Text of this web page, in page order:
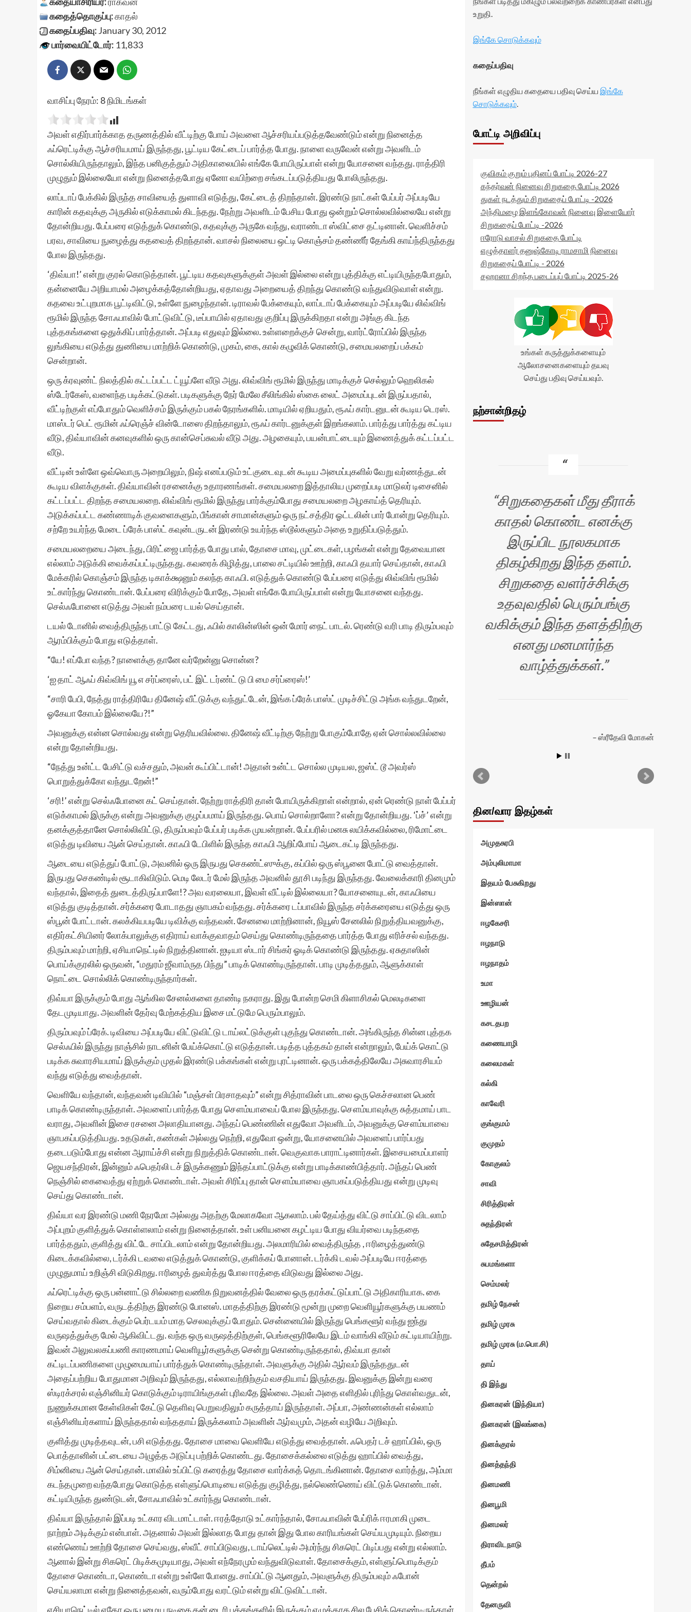
கதைத்தொகுப்பு:காதல்
கதைப்பதிவு:January 30, 2012
பார்வையிட்டோர்: 11,833
வாசிப்பு நேரம்: 8நிமிடங்கள்
அவள் எதிர்பார்க்காத தருணத்தில் வீட்டிற்கு போய் அவளை ஆச்சரியப்படுத்தவேண்டும் என்று நினைத்த
ஃப்ரெட்டிக்கு ஆச்சரியமாய் இருந்தது, பூட்டிய கேட்டைப் பார்த்த போது. நாளை வருவேன் என்று அவளிடம்
சொல்லியிருந்தாலும், இந்த பனிகுத்தும் அதிகாலையில் எங்கே போயிருப்பாள் என்று யோசனை வந்தது. ராத்திரி
முழுதும் இல்லையோ என்று நினைத்தபோது ஏனோ வயிற்றை சங்கடப்படுத்தியது போலிருந்தது.
லாப்டாப் பேக்கில் இருந்த சாவியைத் துளாவி எடுத்து, கேட்டைத் திறந்தான். இரண்டு நாட்கள் பேப்பர் அப்படியே
காரின் கதவுக்கு அருகில் எடுக்காமல் கிடந்தது. நேற்று அவளிடம் பேசிய போது ஒன்றும் சொல்லவில்லையே என்று
தோன்றியது. பேப்பரை எடுத்துக் கொண்டு, கதவுக்கு அருகே வந்து, வராண்டா ஸ்விட்சை தட்டினான். வெளிச்சம்
பரவ, சாவியை நுழைத்து கதவைத் திறந்தான். வாசல் நிலையை ஒட்டி கொஞ்சம் தண்ணீர் தேங்கி காய்ந்திருந்தது
போல இருந்தது.
‘திவ்யா!’ என்று குரல் கொடுத்தான். பூட்டிய கதவுகளுக்குள் அவள் இல்லை என்று புத்திக்கு எட்டியிருந்தபோதும்,
தன்னையே அறியாமல் அழைக்கத்தோன்றியது, ஏதாவது அறையைத் திறந்து கொண்டு வந்துவிடுவாள் என்று.
கதவை உட்புறமாக பூட்டிவிட்டு, உள்ளே நுழைந்தான். டிராவல் பேக்கையும், லாப்டாப் பேக்கையும் அப்படியே லிவ்விங்
ரூமில் இருந்த சோஃபாவில் போட்டுவிட்டு, டீப்பாயில் ஏதாவது குறிப்பு இருக்கிறதா என்று அங்கு கிடந்த
புத்தகங்களை ஒதுக்கிப் பார்த்தான். அப்படி எதுவும் இல்லை. உள்ளறைக்குச் சென்று, வார்ட்ரோப்பில் இருந்த
லுங்கியை எடுத்து துணியை மாற்றிக் கொண்டு, முகம், கை, கால் கழுவிக் கொண்டு, சமையலறைப் பக்கம்
சென்றான்.
ஒரு க்ரவுண்ட் நிலத்தில் கட்டப்பட்ட ட்யூப்ளே வீடு அது. லிவ்விங் ரூமில் இருந்து மாடிக்குச் செல்லும் ஹெலிகல்
ஸ்டேர்கேஸ், வளைந்த படிக்கட்டுகள். படிகளுக்கு நேர் மேலே சீலிங்கில் ஸ்கை லைட் அமைப்புடன் இருப்பதால்,
வீட்டிற்குள் எப்போதும் வெளிச்சம் இருக்கும் பகல் நேரங்களில். மாடியில் ஏறியதும், ரூஃப் கார்டனுடன் கூடிய டெரஸ்.
மாஸ்டர் பெட் ரூமின் ஃப்ரெஞ்ச் வின்டோஸை திறந்தாலும், ரூஃப் கார்டனுக்குள் இறங்கலாம். பார்த்து பார்த்து கட்டிய
வீடு, திவ்யாவின் கனவுகளில் ஒரு கான்செப்சுவல் வீடு அது. அழகையும், பயன்பாட்டையும் இணைத்துக் கட்டப்பட்ட
வீடு.
வீட்டின் உள்ளே ஒவ்வொரு அறையிலும், நிஷ் எனப்படும் உட்குடைவுடன் கூடிய அமைப்புகளில் வேறு வர்ணத்துடன்
கூடிய விளக்குகள். திவ்யாவின் ரசனைக்கு உதாரணங்கள். சமையலறை இத்தாலிய முறைப்படி மாடுலர் டிசைனில்
கட்டப்பட்ட திறந்த சமையலறை. லிவ்விங் ரூமில் இருந்து பார்க்கும்போது சமையலறை அழகாய்த் தெரியும்.
அடுக்கப்பட்ட கண்ணாடிக் குவளைகளும், பீங்கான் சாமான்களும் ஒரு நட்சத்திர ஓட்டலின் பார் போன்று தெரியும்.
சற்றே உயர்ந்த மேடை ப்ரேக் பாஸ்ட் கவுன்டருடன் இரண்டு உயர்ந்த ஸ்டூல்களும் அதை உறுதிப்படுத்தும்.
சமையலறையை அடைந்து, பிரிட்ஜை பார்த்த போது பால், தோசை மாவு, முட்டைகள், பழங்கள் என்று தேவையான
எல்லாம் அடுக்கி வைக்கப்பட்டிருந்தது. கவரைக் கிழித்து, பாலை சட்டியில் ஊற்றி, காஃபி தயார் செய்தான், காஃபி
மேக்கரில் கொஞ்சம் இருந்த டிகாக்க்ஷனும் கலந்த காஃபி. எடுத்துக் கொண்டு பேப்பரை எடுத்து லிவ்விங் ரூமில்
உட்கார்ந்து கொண்டான். பேப்பரை விரிக்கும் போதே, அவள் எங்கே போயிருப்பாள் என்று யோசனை வந்தது.
செல்ஃபோனை எடுத்து அவள் நம்பரை டயல் செய்தான்.
டயல் டோனில் வைத்திருந்த பாட்டு கேட்டது, ஃபில் காலின்ஸின் ஒன் மோர் நைட் பாடல். ரெண்டு வரி பாடி திரும்பவும்
ஆரம்பிக்கும் போது எடுத்தாள்.
“யே! எப்போ வந்த? நாளைக்கு தானே வர்றேன்னு சொன்ன?
‘ஐ தாட் ஆஃப் கிவ்விங் யூ எ சர்ப்ரைஸ், பட் இட் டர்ண்ட் டு பி மை சர்ப்ரைஸ்!’
“சாரி பேபி, நேத்து ராத்திரியே தினேஷ் வீட்டுக்கு வந்துட்டேன், இங்க ப்ரேக் பாஸ்ட் முடிச்சிட்டு அங்க வந்துடறேன்,
ஓகேயா கோபம் இல்லையே?!”
அவனுக்கு என்ன சொல்வது என்று தெரியவில்லை. தினேஷ் வீட்டிற்கு நேற்று போகும்போதே ஏன் சொல்லவில்லை
என்று தோன்றியது.
“நேத்து உன்ட்ட பேசிட்டு வச்சதும், அவன் கூப்பிட்டான்! அதான் உன்ட்ட சொல்ல முடியல, ஜஸ்ட் டூ அவர்ஸ்
பொறுத்துக்கோ வந்துடறேன்!”
‘சரி!’ என்று செல்ஃபோனை கட் செய்தான். நேற்று ராத்திரி தான் போயிருக்கிறாள் என்றால், ஏன் ரெண்டு நாள் பேப்பர்
எடுக்காமல் இருக்கு என்று அவனுக்கு குழப்பமாய் இருந்தது. பொய் சொல்றாளோ? என்று தோன்றியது. ‘ப்ச்’ என்று
தனக்குத்தானே சொல்லிவிட்டு, திரும்பவும் பேப்பர் படிக்க முயன்றான். பேப்பரில் மனசு லயிக்கவில்லை, ரிமோட்டை
எடுத்து டிவியை ஆன் செய்தான். காஃபி டேபிளில் இருந்த காஃபி ஆறிப்போய் ஆடைகட்டி இருந்தது.
ஆடையை எடுத்துப் போட்டு, அவனில் ஒரு இருபது செகண்ட்ஸுக்கு, கப்பில் ஒரு ஸ்பூனை போட்டு வைத்தான்.
இருபது செகண்டில் சூடாகிவிடும். மெடி லேடர் மேல் இருந்த அவனில் தூசி படிந்து இருந்தது. வேலைக்காரி தினமும்
வந்தால், இதைத் துடைத்திருப்பாளே!? அவ வரலையா, இவள் வீட்டில் இல்லையா? யோசனையுடன், காஃபியை
எடுத்து குடித்தான். சர்க்கரை போடாதது ஞாபகம் வந்தது. சர்க்கரை டப்பாவில் இருந்த சர்க்கரையை எடுத்து ஒரு
ஸ்பூன் போட்டான். கலக்கியபடியே டிவிக்கு வந்தவன். சேனலை மாற்றினான், நியூஸ் சேனலில் நிறுத்தியவனுக்கு,
எதிர்கட்சியினர் லோக்பாலுக்கு எதிராய் வாக்குவாதம் செய்து கொண்டிருந்ததை பார்த்த போது எரிச்சல் வந்தது.
திரும்பவும் மாற்றி, ஏசியாநெட்டில் நிறுத்தினான். ஐடியா ஸ்டார் சிங்கர் ஓடிக் கொண்டு இருந்தது. ஏசுதாஸின்
பொய்க்குரலில் ஒருவன், “மதுரம் ஜீவாம்ருத பிந்து” பாடிக் கொண்டிருந்தான். பாடி முடித்ததும், ஆளுக்காள்
நொட்டை சொல்லிக் கொண்டிருந்தார்கள்.
திவ்யா இருக்கும் போது ஆங்கில சேனல்களை தாண்டி நகராது. இது போன்ற செமி கிளாசிகல் மெலடிகளை
தேடமுடியாது. அவளின் தேர்வு மேற்கத்திய இசை மட்டுமே பெரும்பாலும்.
திரும்பவும் ப்ரேக். டிவியை அப்படியே விட்டுவிட்டு டாய்லட்டுக்குள் புகுந்து கொண்டான். அங்கிருந்த சின்ன புத்தக
செல்ஃபில் இருந்து நாஞ்சில் நாடனின் பேய்க்கொட்டு எடுத்தான். படித்த புத்தகம் தான் என்றாலும், பேய்க் கொட்டு
படிக்க சுவாரசியமாய் இருக்கும் முதல் இரண்டு பக்கங்கள் என்று புரட்டினான். ஒரு பக்கத்திலேயே அசுவாரசியம்
வந்து எடுத்து வைத்தான்.
வெளியே வந்தான், வந்தவன் டிவியில் “மஞ்சள் பிரசாதவும்” என்று சித்ராவின் பாடலை ஒரு கெச்சலான பெண்
பாடிக் கொண்டிருந்தாள். அவளைப் பார்த்த போது சௌம்யாவைப் போல இருந்தது. சௌம்யாவுக்கு சுத்தமாய் பாட
வராது, அவளின் இசை ரசனை அலாதியானது. அந்தப் பெண்ணின் எதுவோ அவளிடம், அவனுக்கு சௌம்யாவை
ஞாபகப்படுத்தியது. உதடுகள், கண்கள் அல்லது நெற்றி, எதுவோ ஒன்று, யோசனையில் அவளைப் பார்ப்பது
தடைபடும்போது என்ன ஆராய்ச்சி என்று நிறுத்திக் கொண்டான். வெகுவாக பாராட்டினார்கள். இசையமைப்பாளர்
ஜெயசந்திரன், இன்னும் ஃபெதர்லி டச் இருக்கணும் இந்தப்பாட்டுக்கு என்று பாடிக்காண்பித்தார். அந்தப் பெண்
நெஞ்சில் கைவைத்து ஏற்றுக் கொண்டாள். அவள் சிரிப்பு தான் சௌம்யாவை ஞாபகப்படுத்தியது என்று முடிவு
செய்து கொண்டான்.
திவ்யா வர இரண்டு மணி நேரமோ அல்லது அதற்கு மேலாகவோ ஆகலாம். பல் தேய்த்து விட்டு சாப்பிட்டு விடலாம்
அப்புறம் குளித்துக் கொள்ளலாம் என்று நினைத்தான். உள் பனியனை கழட்டிய போது வியர்வை படிந்ததை
பார்த்ததும், குளித்து விட்டே சாப்பிடலாம் என்று தோன்றியது. அலமாரியில் வைத்திருந்த , ஈரிழைத்துண்டு
கிடைக்கவில்லை, டர்க்கி டவலை எடுத்துக் கொண்டு, குளிக்கப் போனான். டர்க்கி டவல் அப்படியே ஈரத்தை
முழுதுமாய் உறிஞ்சி விடுகிறது. ஈரிழைத் துவர்த்து போல ஈரத்தை விடுவது இல்லை அது.
ஃப்ரெட்டிக்கு ஒரு பன்னாட்டு சில்லறை வணிக நிறுவனத்தில் வேலை ஒரு தரக்கட்டுப்பாட்டு அதிகாரியாக. கை
நிறைய சம்பளம், வருடத்திற்கு இரண்டு போனஸ். மாதத்திற்கு இரண்டு மூன்று முறை வெளியூர்களுக்கு பயணம்
செய்வதால் கிடைக்கும் பெர்டயம் மாத செலவுக்குப் போதும். சென்னையில் இருந்து பெங்களூர் வந்து ஐந்து
வருஷத்துக்கு மேல் ஆகிவிட்டது. வந்த ஒரு வருஷத்திற்குள், பெங்களூரிலேயே இடம் வாங்கி வீடும் கட்டியாயிற்று.
இவன் அலுவலகப்பணி காரணமாய் வெளியூர்களுக்கு சென்று கொண்டிருந்ததால், திவ்யா தான்
கட்டிடப்பணிகளை முழுமையாய் பார்த்துக் கொண்டிருந்தாள். அவளுக்கு அதில் ஆர்வம் இருந்ததுடன்
அதைப்பற்றிய போதுமான அறிவும் இருந்தது, எல்லாவற்றிற்கும் வசதியாய் இருந்தது. இவனுக்கு இன்று வரை
ஸ்டிரக்சரல் எஞ்சினியர் கொடுக்கும் டிராயிங்குகள் புரிவதே இல்லை. அவள் அதை எளிதில் புரிந்து கொள்வதுடன்,
நுணுக்கமான கேள்விகள் கேட்டு தெளிவு பெறுவதிலும் கருத்தாய் இருந்தாள். அப்பா, அண்ணன்கள் எல்லாம்
எஞ்சினியர்களாய் இருந்ததால் வந்ததாய் இருக்கலாம் அவளின் ஆர்வமும், அதன் வழியே அறிவும்.
குளித்து முடித்தவுடன், பசி எடுத்தது. தோசை மாவை வெளியே எடுத்து வைத்தான். ஃபெதர் டச் ஹாப்பில், ஒரு
பொத்தானின் பட்டையை அழுத்த அடுப்பு பற்றிக் கொண்டது. தோசைக்கல்லை எடுத்து ஹாப்பில் வைத்து,
சிம்னியை ஆன் செய்தான். மாவில் உப்பிட்டு கரைத்து தோசை வார்க்கத் தொடங்கினான். தோசை வார்த்து, அம்மா
கடந்தமுறை வந்தபோது கொடுத்த எள்ளுப்பொடியை எடுத்து குழித்து, நல்லெண்ணெய் விட்டுக் கொண்டான்.
கட்டியிருந்த துண்டுடன், சோஃபாவில் உட்கார்ந்து கொண்டான்.
திவ்யா இருந்தால் இப்படி உட்கார விடமாட்டாள். ஈரத்தோடு உட்கார்ந்தால், சோஃபாவின் பேப்ரிக் ஈரமாகி முடை
நாற்றம் அடிக்கும் என்பாள். அதனால் அவள் இல்லாத போது தான் இது போல காரியங்கள் செய்யமுடியும். நிறைய
எண்ணெய் ஊற்றி தோசை செய்வது, ஸ்வீட் சாப்பிடுவது, டாய்லெட்டில் அமர்ந்து சிகரெட் பிடிப்பது என்று எல்லாம்.
ஆனால் இன்று சிகரெட் பிடிக்கமுடியாது, அவள் எந்நேரமும் வந்துவிடுவாள். தோசைக்கும், எள்ளுப்பொடிக்கும்
தோசை கொண்டா, கொண்டா என்று உள்ளே போனது. சாப்பிட்டு ஆனதும், அவளுக்கு திரும்பவும் ஃபோன்
செய்யலாமா என்று நினைத்தவன், வரும்போது வரட்டும் என்று விட்டுவிட்டான்.
ஏசியாநெட்டில் ஏதோ ஒரு பழைய நடிகை தன் டைரி பக்கங்களில் இருக்கும் எழுத்தாக சில பேசிக் கொண்டிருந்தாள்.
உறுதி.
இங்கே சொடுக்கவும்
கதைப்பதிவு
நீங்கள் எழுதிய கதையை பதிவு செய்ய இங்கே
சொடுக்கவும்.
போட்டி அறிவிப்பு
குவிகம் குறும் புதினப் போட்டி 2026-27
கந்தர்வன் நினைவு சிறுகதை போட்டி 2026
துகள் நடத்தும் சிறுகதைப் போட்டி -2026
அந்திமழை இளங்கோவன் நினைவு இளையோர்
சிறுகதைப் போட்டி -2026
ஈரோடு வாசல் சிறுகதை போட்டி
எழுத்தாளர் தனுஷ்கோடி ராமசாமி நினைவு
சிறுகதைப் போட்டி - 2026
சஹானா சிறந்த படைப்புப் போட்டி 2025-26
உங்கள் கருத்துக்களையும்
ஆலோசனைகளையும் தயவு
செய்து பதிவு செய்யவும்.
நற்சான்றிதழ்
சுயமாக ஏற்படும்
எண்ணங்கள் தவிர
மனிதர்களுக்கு வாழ்க்கை
அனுபவங்கள் மூலம் நிறைய
எண்ணங்களையும், மனதில்
பதியும் அளவுக்கு சில
நினைவுகளையும்
போன்ற சிலர்
ஆசைப்படுவார்கள்.ஆனால்
எழுதுவதை விட சில
வடிவில் எழுத விழையும்
எனைப் போன்றவர்களுக்கு
ஆதரவு அளித்து ஒரு
இணையதள மேடை
அமைத்து தந்திருக்கும்
‘சிறுகதை.காம்’ நிறுவனர்,
அதற்கு துணை இருப்போர்
அத்துணை பேருக்கும் என்
மனமார்ந்த நன்றிகள் பல.
அவர்கள் இப்பணியில்
வெற்றிகளையும் அடைய
ஆண்டவனை
வாழ்த்துகள்.
ரா.நீலமேகம்
சிறுகதைகள் மீது தீராக்
காதல் கொண்ட எனக்கு
இருப்பிட நூலகமாக
திகழ்கிறது இந்த தளம்.
சிறுகதை வளர்ச்சிக்கு
உதவுவதில் பெரும்பங்கு
வகிக்கும் இந்த தளத்திற்கு
எனது மனமார்ந்த
வாழ்த்துக்கள்.
ஸ்ரீதேவி மோகன்
தின/வார இதழ்கள்
அமுதசுரபி
அம்புலிமாமா
இதயம் பேசுகிறது
இன்ஸான்
ஈழகேசரி
ஈழநாடு
ஈழநாதம்
உமா
ஊழியன்
கசடதபற
கணையாழி
கலைமகள்
கல்கி
காவேரி
குங்குமம்
குமுதம்
கோகுலம்
சாவி
சிரித்திரன்
சுதந்திரன்
சுதேசமித்திரன்
சுபமங்களா
செம்மலர்
தமிழ் நேசன்
தமிழ் முரசு
தமிழ் முரசு (ம.பொ.சி)
தாய்
தி இந்து
தினகரன் (இந்தியா)
தினகரன் (இலங்கை)
தினக்குரல்
தினத்தந்தி
தினமணி
தினபூமி
தினமலர்
திராவிடநாடு
தீபம்
தென்றல்
தேனருவி